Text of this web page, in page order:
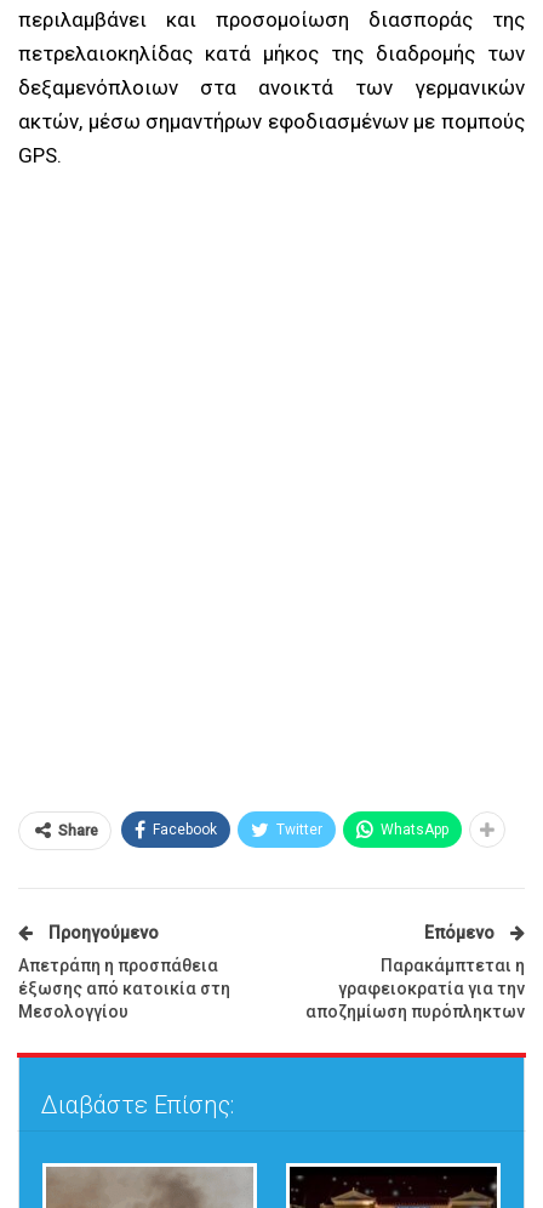
περιλαμβάνει και προσομοίωση διασποράς της
πετρελαιοκηλίδας κατά μήκος της διαδρομής των
δεξαμενόπλοιων στα ανοικτά των γερμανικών
ακτών, μέσω σημαντήρων εφοδιασμένων με πομπούς
GPS.
Share Facebook Twitter WhatsApp
Προηγούμενο
Απετράπη η προσπάθεια
έξωσης από κατοικία στη
Μεσολογγίου
Επόμενο
Παρακάμπτεται η
γραφειοκρατία για την
αποζημίωση πυρόπληκτων
Διαβάστε Επίσης: